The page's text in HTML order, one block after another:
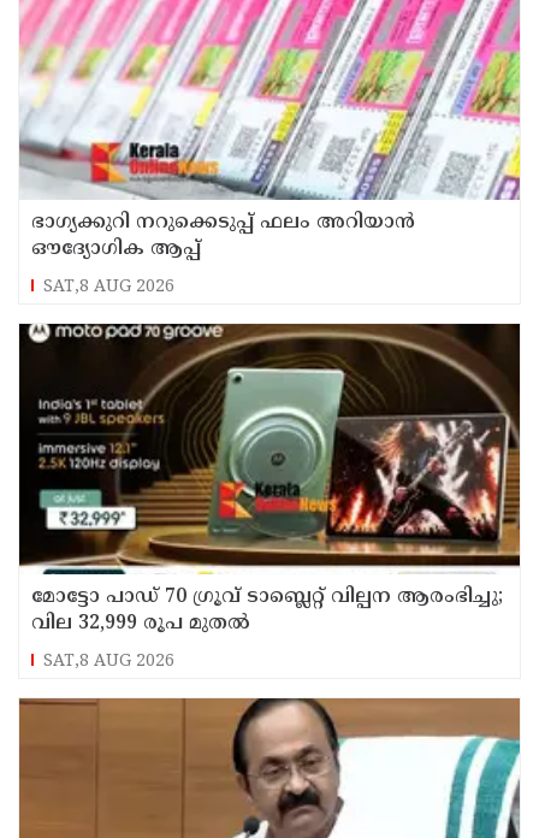
ഭാഗ്യക്കുറി നറുക്കെടുപ്പ് ഫലം അറിയാൻ
ഔദ്യോഗിക ആപ്പ്
SAT,8 AUG 2026
മോട്ടോ പാഡ് 70 ഗ്രൂവ് ടാബ്ലെറ്റ് വില്പന ആരംഭിച്ചു;
വില 32,999 രൂപ മുതൽ
SAT,8 AUG 2026